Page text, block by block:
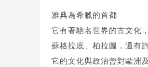
雅典為希臘的首都
它有著馳名世界的古文化
蘇格拉底、柏拉圖，還有
它的文化與政治曾對歐洲